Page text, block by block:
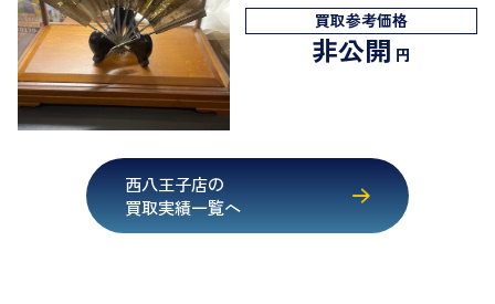
買取参考価格
非公開 円
西八王子店の
買取実績一覧へ